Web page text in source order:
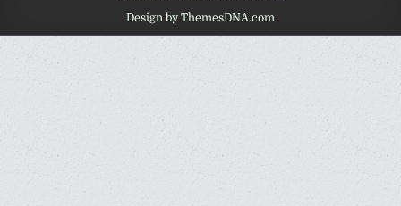
Design by ThemesDNA.com